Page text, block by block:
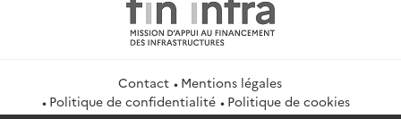
Contact
Mentions légales
Politique de confidentialité
Politique de cookies